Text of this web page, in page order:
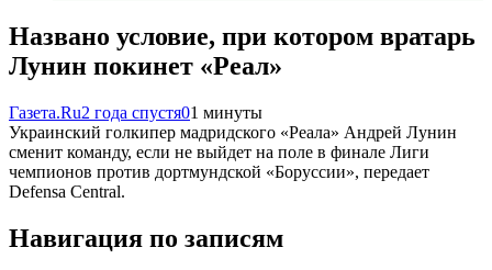
Названо условие, при котором вратарь
Лунин покинет «Реал»
Газета.Ru2 года спустя01 минуты
Украинский голкипер мадридского «Реала» Андрей Лунин
сменит команду, если не выйдет на поле в финале Лиги
чемпионов против дортмундской «Боруссии», передает
Defensa Central.
Навигация по записям